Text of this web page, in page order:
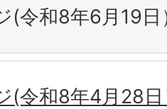
(令和8年6月19日
(令和8年4月28